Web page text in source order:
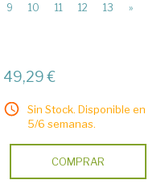
9 10 11 12 13 »
49,29 €
Sin Stock. Disponible en
5/6 semanas.
COMPRAR